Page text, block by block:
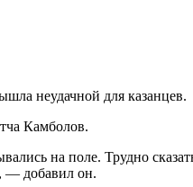
неудачной для казанцев.
Камболов.
на поле. Трудно
— добавил он.